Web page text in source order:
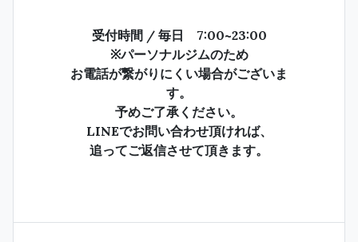
受付時間 / 毎日 7:00~23:00
※パーソナルジムのため
お電話が繋がりにくい場合がございま
す。
予めご了承ください。
LINEでお問い合わせ頂ければ、
追ってご返信させて頂きます。